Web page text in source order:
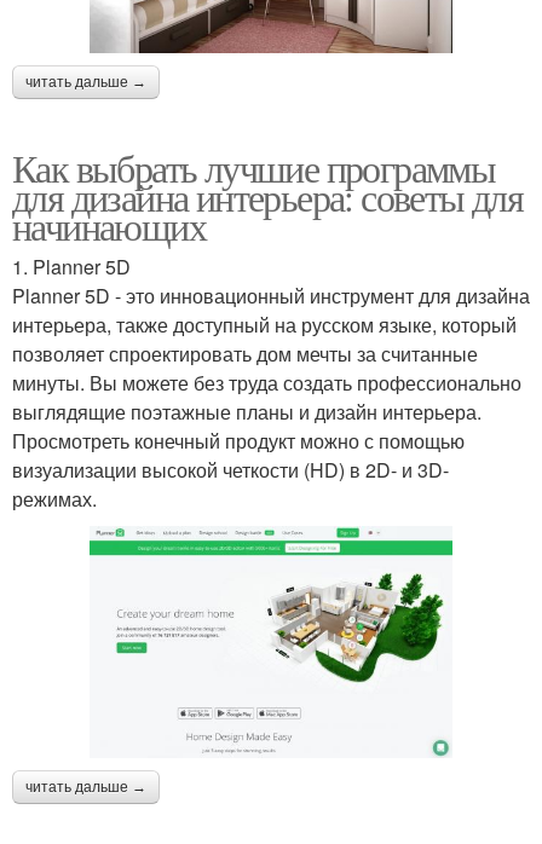
читать дальше →
Как выбрать лучшие программы
для дизайна интерьера: советы для
начинающих
1. Planner 5D
Planner 5D - это инновационный инструмент для дизайна
интерьера, также доступный на русском языке, который
позволяет спроектировать дом мечты за считанные
минуты. Вы можете без труда создать профессионально
выглядящие поэтажные планы и дизайн интерьера.
Просмотреть конечный продукт можно с помощью
визуализации высокой четкости (HD) в 2D- и 3D-
режимах.
читать дальше →